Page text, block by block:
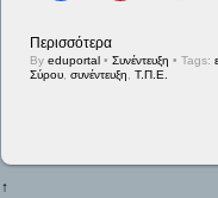
Περισσότερα
Byeduportal • Συνέντευξη • Tags:
Σύρου ,συνέντευξη ,Τ.Π.Ε.
↑